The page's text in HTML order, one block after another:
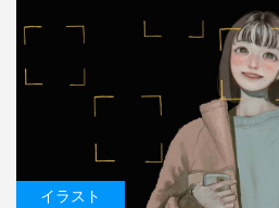
イラスト